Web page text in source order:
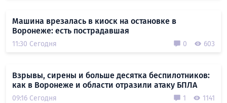
Машина врезалась в киоск на остановке в
Воронеже: есть пострадавшая
11:30 Сегодня 0 603
Взрывы, сирены и больше десятка беспилотников:
как в Воронеже и области отразили атаку БПЛА
09:16 Сегодня 1 1141